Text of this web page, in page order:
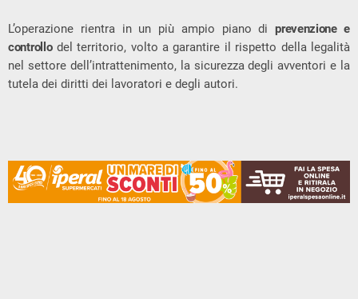
L’operazione rientra in un più ampio piano diprevenzione e
controllodel territorio, volto a garantire il rispetto della legalità
nel settore dell’intrattenimento, la sicurezza degli avventori e la
tutela dei diritti dei lavoratori e degli autori.